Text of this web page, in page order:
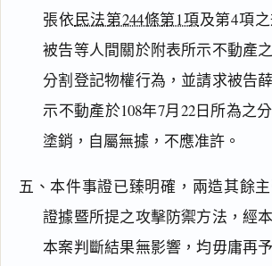
張依民法第244條第1項及第4項
被告等人間關於附表所示不動產
分割登記物權行為，並請求被告
示不動產於108年7月22日所為之
塗銷，自屬無據，不應准許。
五、本件事證已臻明確，兩造其餘
證據暨所提之攻擊防禦方法，經
本案判斷結果無影響，均毋庸再